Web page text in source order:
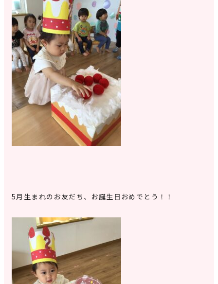
5月生まれのお友だち、お誕生日おめでとう！！